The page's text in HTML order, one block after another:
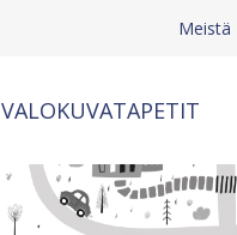
Meistä
VALOKUVATAPETIT